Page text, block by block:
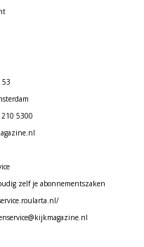
53
210 5300
zelf je abonnementszaken